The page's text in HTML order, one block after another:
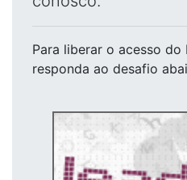
Para liberar o acesso do
responda ao desafio